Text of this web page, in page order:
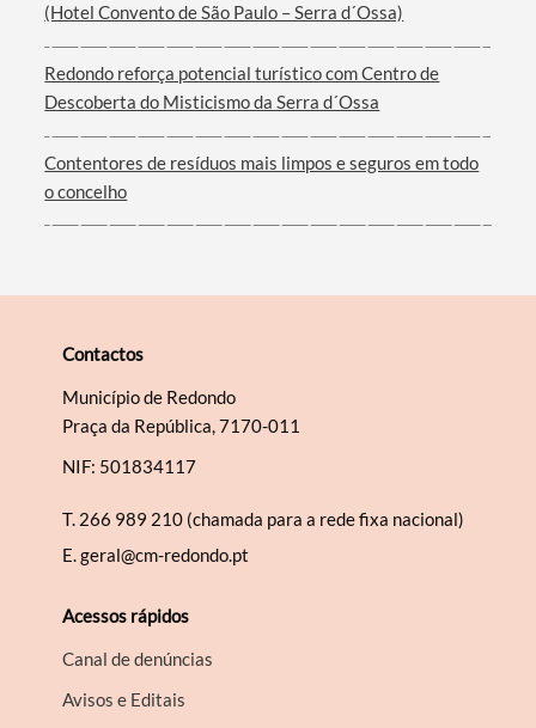
(Hotel Convento de São Paulo – Serra d´Ossa)
Redondo reforça potencial turístico com Centro de
Descoberta do Misticismo da Serra d´Ossa
Contentores de resíduos mais limpos e seguros em todo
o concelho
Contactos
Município de Redondo
Praça da República, 7170-011
NIF: 501834117
T. 266 989 210 (chamada para a rede fixa nacional)
E.geral@cm-redondo.pt
Acessos rápidos
Canal de denúncias
Avisos e Editais